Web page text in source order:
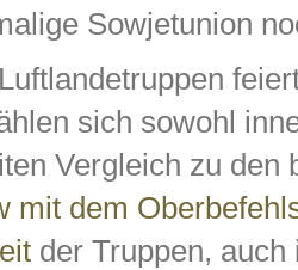
Sowjetunion
sich sowohl
Vergleich zu den
mit dem
der Truppen,